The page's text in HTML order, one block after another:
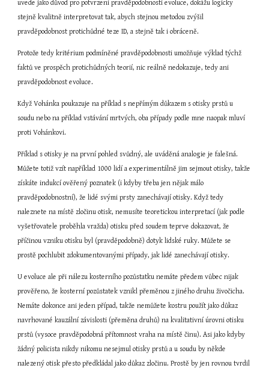
uvede jako důvod pro potvrzení pravděpodobnosti evoluce, dokážu logicky
stejně kvalitně interpretovat tak, abych stejnou metodou zvýšil
pravděpodobnost protichůdné teze ID, a stejně tak i obráceně.
Protože tedy kritérium podmíněné pravděpodobnosti umožňuje výklad týchž
faktů ve prospěch protichůdných teorií, nic reálně nedokazuje, tedy ani
pravděpodobnost evoluce.
Když Vohánka poukazuje na příklad s nepřímým důkazem s otisky prstů u
soudu nebo na příklad vstávání mrtvých, oba případy podle mne naopak mluví
proti Vohánkovi.
Příklad s otisky je na první pohled svůdný, ale uváděná analogie je falešná.
Můžete totiž vzít například 1000 lidí a experimentálně jim sejmout otisky, takže
získáte indukcí ověřený poznatek (i kdyby třeba jen nějak málo
pravděpodobnostní), že lidé svými prsty zanechávají otisky. Když tedy
naleznete na místě zločinu otisk, nemusíte teoretickou interpretací (jak podle
vyšetřovatele proběhla vražda) otisku před soudem teprve dokazovat, že
příčinou vzniku otisku byl (pravděpodobně) dotyk lidské ruky. Můžete se
prostě pochlubit zdokumentovanými případy, jak lidé zanechávají otisky.
U evoluce ale při nálezu kosterního pozůstatku nemáte předem vůbec nijak
prověřeno, že kosterní pozůstatek vznikl přeměnou z jiného druhu živočicha.
Nemáte dokonce ani jeden případ, takže nemůžete kostru použít jako důkaz
navrhované kauzální závislosti (přeměna druhů) na kvalitativní úrovni otisku
prstů (vysoce pravděpodobná přítomnost vraha na místě činu). Asi jako kdyby
žádný policista nikdy nikomu nesejmul otisky prstů a u soudu by někde
nalezený otisk přesto předkládal jako důkaz zločinu. Prostě by jen rovnou tvrdil